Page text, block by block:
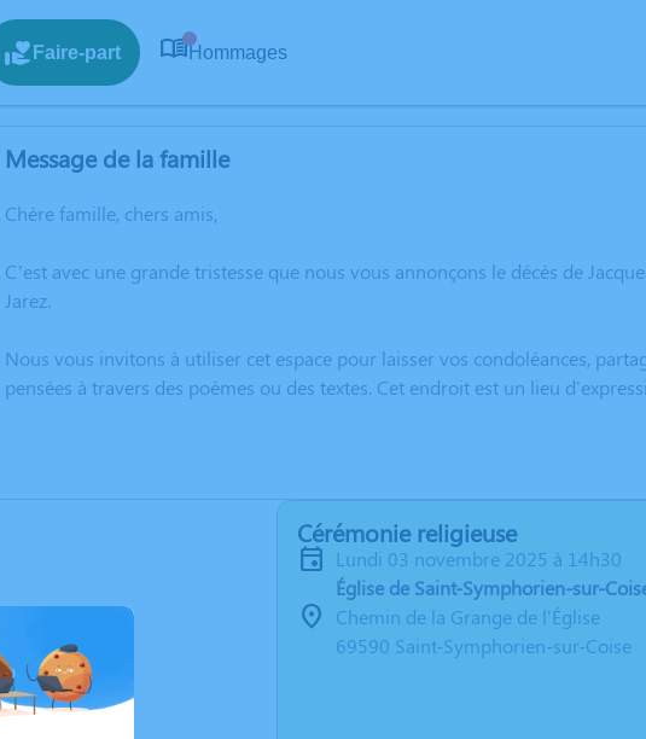
Faire-part Hommages
Message de la famille
Chère famille, chers amis,
C’est avec une grande tristesse que nous vous annonçons le décès de
Jarez.
Nous vous invitons à utiliser cet espace pour laisser vos condoléances,
pensées à travers des poèmes ou des textes. Cet endroit est un lieu
Cérémonie religieuse
lundi 03 novembre 2025 à 14h30
Église de Saint-Symphorien-sur-
Chemin de la Grange de l'Église
69590 Saint-Symphorien-sur-Coise